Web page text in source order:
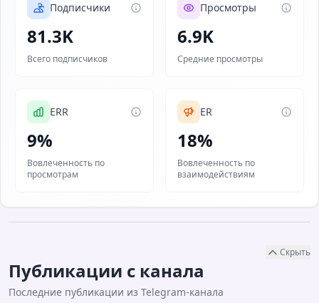
Подписчики
81.3K
Всего подписчиков
Просмотры
6.9K
Средние просмотры
ERR
9%
Вовлеченность по
просмотрам
ER
18%
Вовлеченность по
взаимодействиям
Скрыть
Публикации с канала
Последние публикации из Telegram-канала